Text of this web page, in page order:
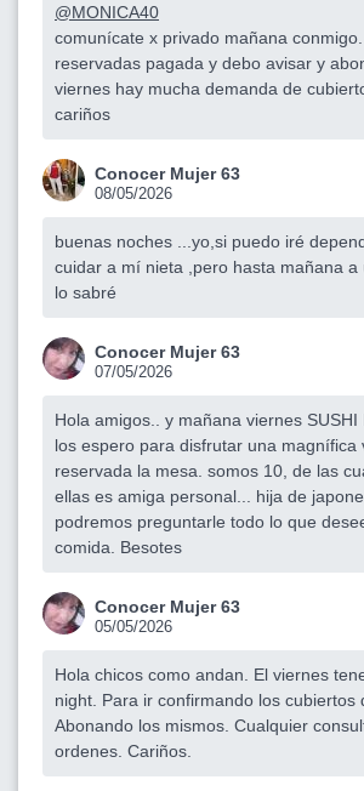
@MONICA40
comunícate x privado mañana
reservadas pagada y debo avisar y
viernes hay mucha demanda de
cariños
Conocer Mujer 63
08/05/2026
buenas noches ...yo,si puedo iré
cuidar a mí nieta ,pero hasta mañana a
lo sabré
Conocer Mujer 63
07/05/2026
Hola amigos.. y mañana viernes SUSHI
los espero para disfrutar una magnífica
reservada la mesa. somos 10, de las
ellas es amiga personal... hija de
podremos preguntarle todo lo que
comida. Besotes
Conocer Mujer 63
05/05/2026
Hola chicos como andan. El viernes
night. Para ir confirmando los cubiertos
Abonando los mismos. Cualquier
ordenes. Cariños.